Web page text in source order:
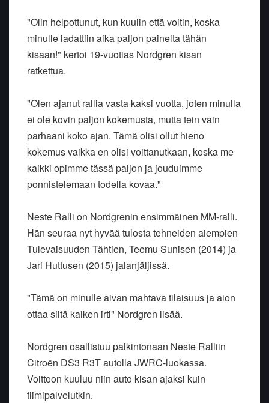
"Olin helpottunut, kun kuulin että voitin, koska
minulle ladattiin aika paljon paineita tähän
kisaan!" kertoi 19-vuotias Nordgren kisan
ratkettua.
"Olen ajanut rallia vasta kaksi vuotta, joten minulla
ei ole kovin paljon kokemusta, mutta tein vain
parhaani koko ajan. Tämä olisi ollut hieno
kokemus vaikka en olisi voittanutkaan, koska me
kaikki opimme tässä paljon ja jouduimme
ponnistelemaan todella kovaa."
Neste Ralli on Nordgrenin ensimmäinen MM-ralli.
Hän seuraa nyt hyvää tulosta tehneiden aiempien
Tulevaisuuden Tähtien, Teemu Sunisen (2014) ja
Jari Huttusen (2015) jalanjäljissä.
"Tämä on minulle aivan mahtava tilaisuus ja aion
ottaa siitä kaiken irti" Nordgren lisää.
Nordgren osallistuu palkintonaan Neste Ralliin
Citroën DS3 R3T autolla JWRC-luokassa.
Voittoon kuuluu niin auto kisan ajaksi kuin
tiimipalvelutkin.